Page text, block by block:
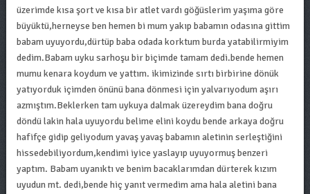
üzerimde kısa şort ve kısa bir atlet vardı göğüslerim yaşıma göre
büyüktü,herneyse ben hemen bi mum yakıp babamın odasına gittim
babam uyuyordu,dürtüp baba odada korktum burda yatabilirmiyim
dedim.Babam uyku sarhoşu bir biçimde tamam dedi.bende hemen
mumu kenara koydum ve yattım. ikimizinde sırtı birbirine dönük
yatıyorduk içimden önünü bana dönmesi için yalvarıyodum aşırı
azmıştım.Beklerken tam uykuya dalmak üzereydim bana doğru
döndü lakin hala uyuyordu belime elini koydu bende arkaya doğru
hafifçe gidip geliyodum yavaş yavaş babamın aletinin serleştiğini
hissedebiliyordum,kendimi iyice yaslayıp uyuyormuş benzeri
yaptım. Babam uyanıktı ve benim bacaklarımdan dürterek kızım
uyudun mt. dedi,bende hiç yanıt vermedim ama hala aletini bana